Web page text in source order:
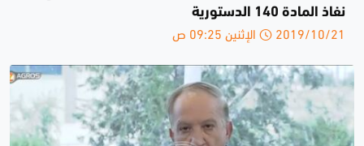
نفاذ المادة 140 الدستورية
2019/10/21 الإثنين 09:25 ص